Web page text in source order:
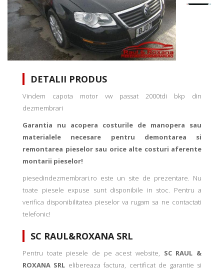
DETALII PRODUS
Vindem capota motor vw passat 2000tdi bkp din
dezmembrari
Garantia nu acopera costurile de manopera sau
materialele necesare pentru demontarea si
remontarea pieselor sau orice alte costuri aferente
montarii pieselor!
piesedindezmembrari.ro este un site de prezentare. Nu
toate piesele expuse sunt disponibile in stoc. Pentru a
verifica disponibilitatea pieselor va rugam sa ne contactati
telefonic!
SC RAUL&ROXANA SRL
Pentru toate piesele de pe acest website, SC RAUL &
ROXANA SRL elibereaza factura, certificat de garantie si